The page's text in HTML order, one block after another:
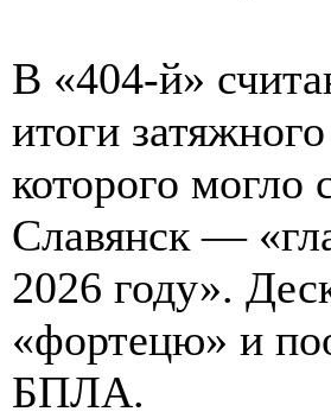
В «404-й»
итоги
которого могло
Славянск —
2026 году».
«фортецю» и
БПЛА.